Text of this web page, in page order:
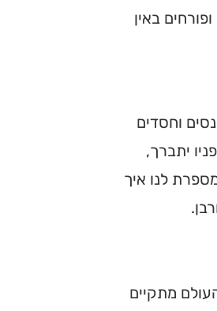
באין
וחסדים
יתברך,
לנו איך
מתקיים